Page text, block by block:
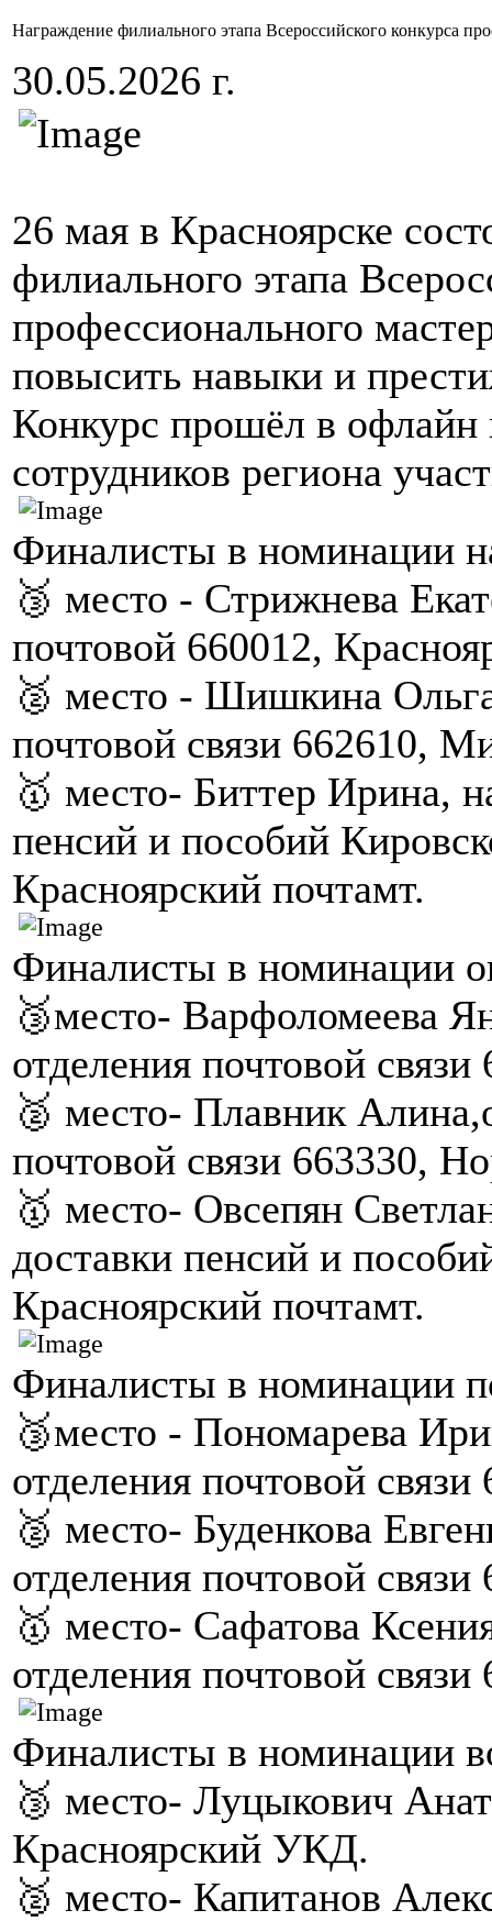
Награждение филиального этапа Всероссийского конкурса
30.05.2026 г.
26 мая в Красноярске
филиального этапа
профессионального
повысить навыки и
Конкурс прошёл в офлайн
сотрудников региона
Финалисты в номинации
🥉 место - Стрижнева
почтовой 660012,
🥈 место - Шишкина
почтовой связи 662610,
🥇 место- Биттер Ирина,
пенсий и пособий
Красноярский почтамт.
Финалисты в номинации
🥉место- Варфоломеева
отделения почтовой
🥈 место- Плавник
почтовой связи 663330,
🥇 место- Овсепян
доставки пенсий и
Красноярский почтамт.
Финалисты в номинации
🥉место - Пономарева
отделения почтовой
🥈 место- Буденкова
отделения почтовой
🥇 место- Сафатова
отделения почтовой
Финалисты в номинации
🥉 место- Луцыкович
Красноярский УКД.
🥈 место- Капитанов